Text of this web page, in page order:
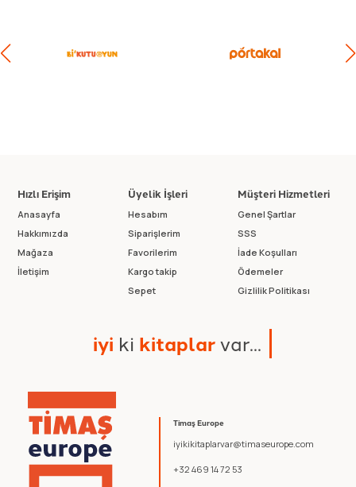
Timaş Europe
iyikikitaplarvar@timaseurope.com
+32 469 14 72 53
Hızlı Erişim
Anasayfa
Hakkımızda
Mağaza
İletişim
Üyelik İşleri
Hesabım
Siparişlerim
Favorilerim
Kargo takip
Sepet
Müşteri Hizmetleri
Genel Şartlar
SSS
İade Koşulları
Ödemeler
Gizlilik Politikası
iyi ki kitaplarvar...